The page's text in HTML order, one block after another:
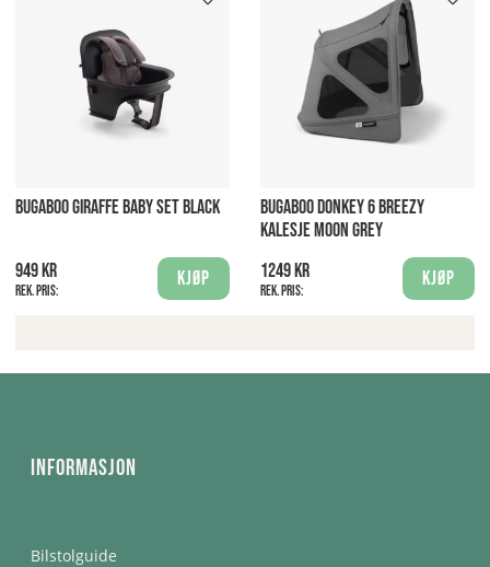
BUGABOO GIRAFFE BABY SET BLACK
949 kr
Rek. pris:
Kjøp
BUGABOO DONKEY 6 BREEZY
KALESJE MOON GREY
1249 kr
Rek. pris:
Kjøp
Informasjon
Bilstolguide